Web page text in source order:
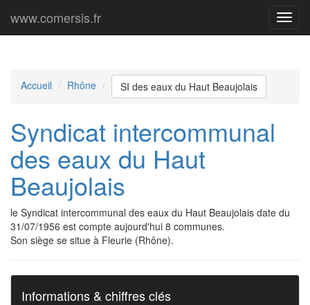
Menu
www.comersis.fr
Accueil Rhône SI des eaux du Haut Beaujolais
Syndicat intercommunal
des eaux du Haut
Beaujolais
le Syndicat intercommunal des eaux du Haut Beaujolais date du
31/07/1956 est compte aujourd'hui 8 communes.
Son siège se situe à Fleurie (Rhône).
Informations & chiffres clés